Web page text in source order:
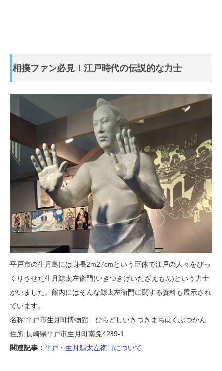
相撲ファン必見！江戸時代の伝説的な力士
平戸市の生月島には身長2m27cmという巨体で江戸の人々をびっ
くりさせた生月鯨太左衛門(いきつきげいたざえもん)という力士
がいました。館内にはそんな鯨太左衛門に関する資料も展示され
ています。
名称:平戸市生月町博物館 ひらどしいきつきまちはくぶつかん
住所:長崎県平戸市生月町南免4289-1
関連記事： 平戸・生月鯨太左衛門について